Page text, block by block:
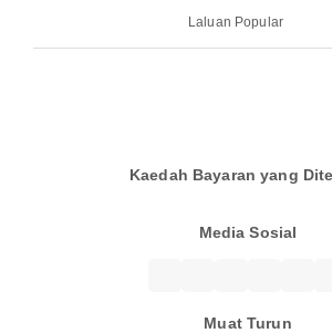
Laluan Popular
Kaedah Bayaran yang
Media Sosial
Muat Turun